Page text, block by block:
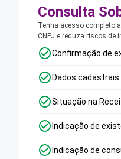
Consulta
Tenha acesso completo
CNPJ e reduza riscos de
Confirmação de
Dados
Situação na
Indicação de
Indicação de